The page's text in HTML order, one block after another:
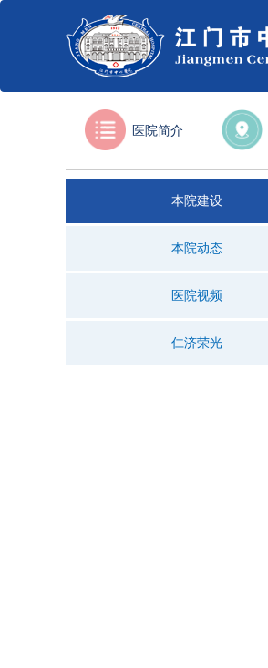
医院简介
本院建设
本院动态
医院视频
仁济荣光